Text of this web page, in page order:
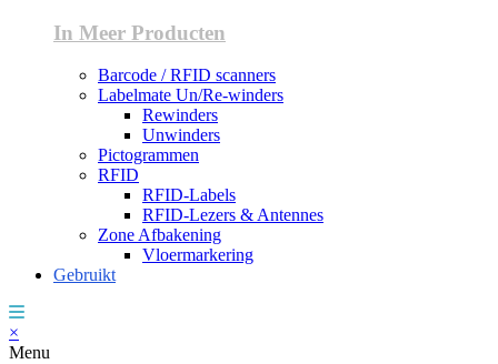
In Meer Producten
Barcode / RFID scanners
Labelmate Un/Re-winders
Rewinders
Unwinders
Pictogrammen
RFID
RFID-Labels
RFID-Lezers & Antennes
Zone Afbakening
Vloermarkering
Gebruikt
×
Menu